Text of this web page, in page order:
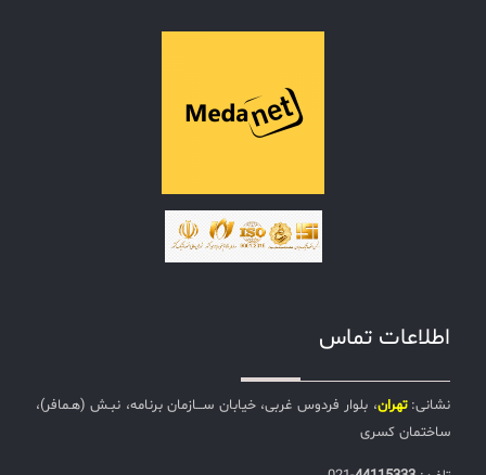
اطلاعات تماس
نشانی:تهران، بلوار فردوس غربی، خیابان ســـازمان برنامه، نبـش (هـمافر)،
ساختمان کسری